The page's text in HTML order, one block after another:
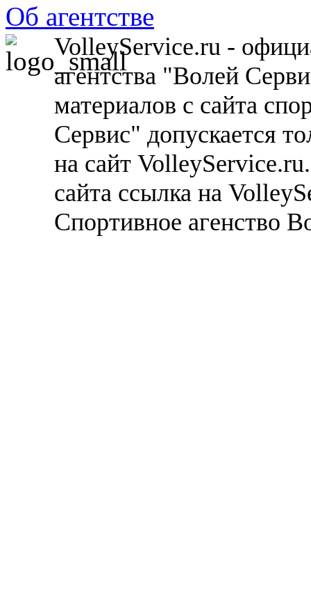
Об агентстве
VolleyService.ru -
агентства "Волей
материалов с сайта
Сервис" допускается
на сайт
сайта ссылка на
Спортивное агенство